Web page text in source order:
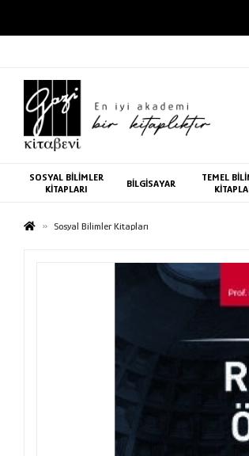
SOSYAL BİLİMLER
KİTAPLARI
BİLGİSAYAR
TEMEL
Sosyal Bilimler Kitapları